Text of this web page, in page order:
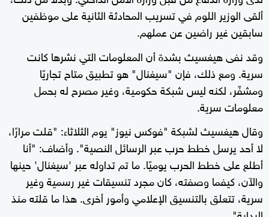
ألقى الوزير اللوم في تسريب المحادثة الثانية على موظفين
سابقين غير راضين عن عملهم.
وقد نفى هيغسيث بشدة أن المعلومات التي نشرها كانت
سرية. ومع ذلك، فإن "سيغنال" هو تطبيق متاح تجاريًا
ومشفّر، لكنه ليس شبكة حكومية، وغير مصرح له بحمل
معلومات سرية.
وقال هيغسيث لشبكة "فوكس نيوز" يوم الثلاثاء: "قلت مرارًا،
لا أحد يرسل خطط حرب عبر الرسائل النصية". وأضاف: "أنا
أطلع على خطط الحرب يوميًا. ما تم تداوله عبر 'سيغنال' حينها
والآن، كيفما وصفته، كان مجرد تنسيقات غير رسمية وغير
سرية، تتعلق بالتنسيق الإعلامي وأمور أخرى. هذا ما قلته منذ